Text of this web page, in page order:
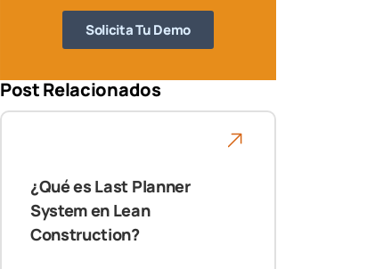
Solicita Tu Demo
Post Relacionados
¿Qué es Last Planner
System en Lean
Construction?